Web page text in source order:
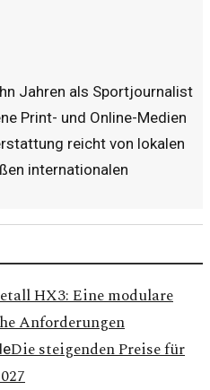
Jahren als Sportjournalist
Print- und Online-Medien
reicht von lokalen
internationalen
HX3: Eine modulare
Anforderungen
Die steigenden Preise für